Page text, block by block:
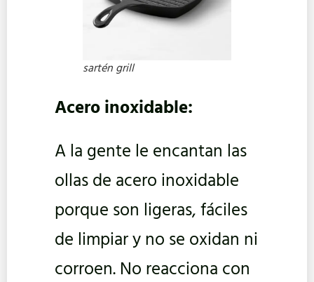
sartén grill
Acero inoxidable:
A la gente le encantan las
ollas de acero inoxidable
porque son ligeras, fáciles
de limpiar y no se oxidan ni
corroen. No reacciona con